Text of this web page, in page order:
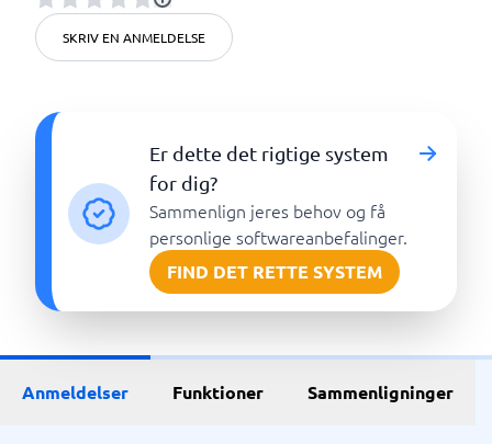
SKRIV EN ANMELDELSE
Er dette det rigtige system
for dig?
Sammenlign jeres behov og få
personlige softwareanbefalinger.
FIND DET RETTE SYSTEM
Anmeldelser Funktioner Sammenligninger